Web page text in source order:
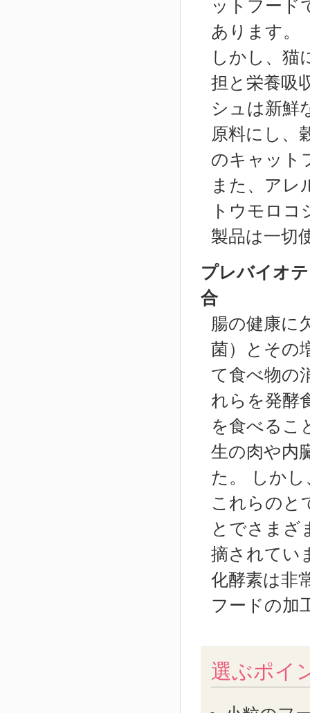
ットフード
あります。
しかし、猫
担と栄養吸
シュは新鮮
原料にし、
のキャット
また、アレ
トウモロ
製品は一切
プレバイオ
合
腸の健康に
菌）とその
て食べ物の
れらを発酵
を食べるこ
生の肉や内
た。 しか
これらのと
とでさまざ
摘されてい
化酵素は非
フードの加
選ぶポイ